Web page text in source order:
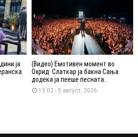
ја
(Видео) Емотивен момент во
Охрид: Слаткар ја бакна Сања
додека ја пееше песната...
13:02 - 5 август, 2026